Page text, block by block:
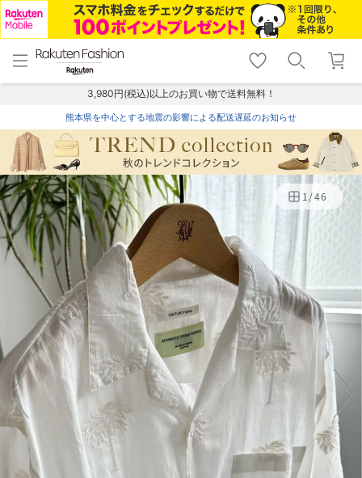
menu home
トップ
shopping_cart lock_outline
ログイン
3,980円(税込)以上のお買い物で送料無料！
熊本県を中心とする地震の影響による配送遅延のお知らせ
1/46